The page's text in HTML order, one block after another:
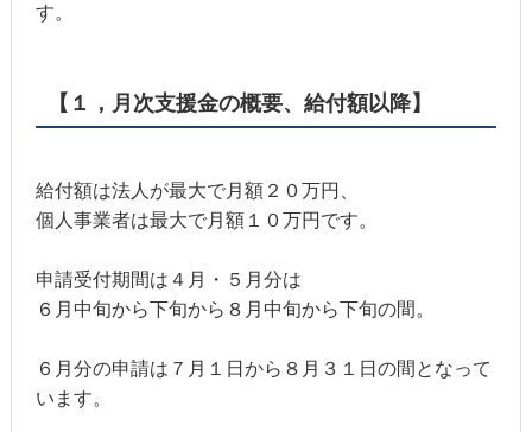
す。
【１，月次支援金の概要、給付額以降】
給付額は法人が最大で月額２０万円、
個人事業者は最大で月額１０万円です。
申請受付期間は４月・５月分は
６月中旬から下旬から８月中旬から下旬の間。
６月分の申請は７月１日から８月３１日の間となって
います。